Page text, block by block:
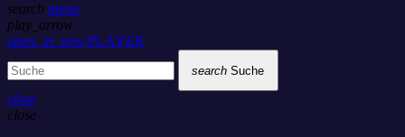
search menu
play_arrow
open_in_new PLAYER
search Suche
close
close